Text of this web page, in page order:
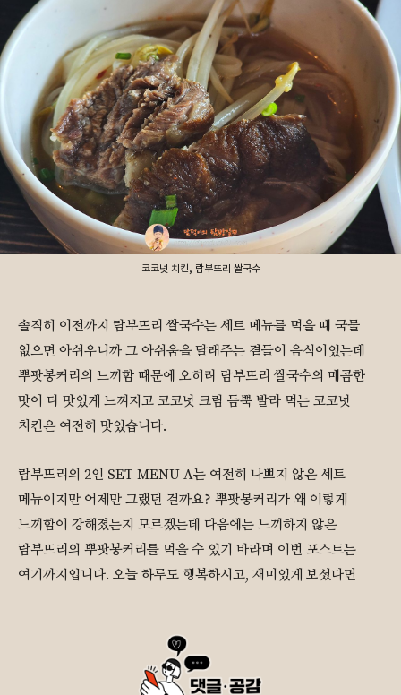
코코넛 치킨, 람부뜨리 쌀국수
솔직히 이전까지 람부뜨리 쌀국수는 세트 메뉴를 먹을 때 국물
없으면 아쉬우니까 그 아쉬움을 달래주는 곁들이 음식이었는데
뿌팟봉커리의 느끼함 때문에 오히려 람부뜨리 쌀국수의 매콤한
맛이 더 맛있게 느껴지고 코코넛 크림 듬뿍 발라 먹는 코코넛
치킨은 여전히 맛있습니다.
람부뜨리의 2인 SET MENU A는 여전히 나쁘지 않은 세트
메뉴이지만 어제만 그랬던 걸까요? 뿌팟봉커리가 왜 이렇게
느끼함이 강해졌는지 모르겠는데 다음에는 느끼하지 않은
람부뜨리의 뿌팟봉커리를 먹을 수 있기 바라며 이번 포스트는
여기까지입니다. 오늘 하루도 행복하시고, 재미있게 보셨다면